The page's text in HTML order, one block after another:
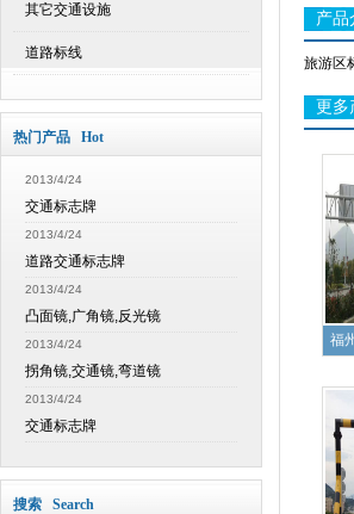
其它交通设施
道路标线
热门产品 Hot
2013/4/24
交通标志牌
2013/4/24
道路交通标志牌
2013/4/24
凸面镜,广角镜,反光镜
2013/4/24
拐角镜,交通镜,弯道镜
2013/4/24
交通标志牌
搜索 Search
产品
旅游区
更多
福